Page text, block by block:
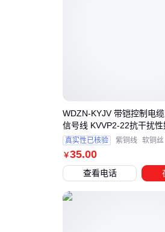
￥35.00
WDZN-KYJV 带铠控制电
信号线 KVVP2-22抗干扰性
真实性已核验 紫铜线 软铜丝
查看电话